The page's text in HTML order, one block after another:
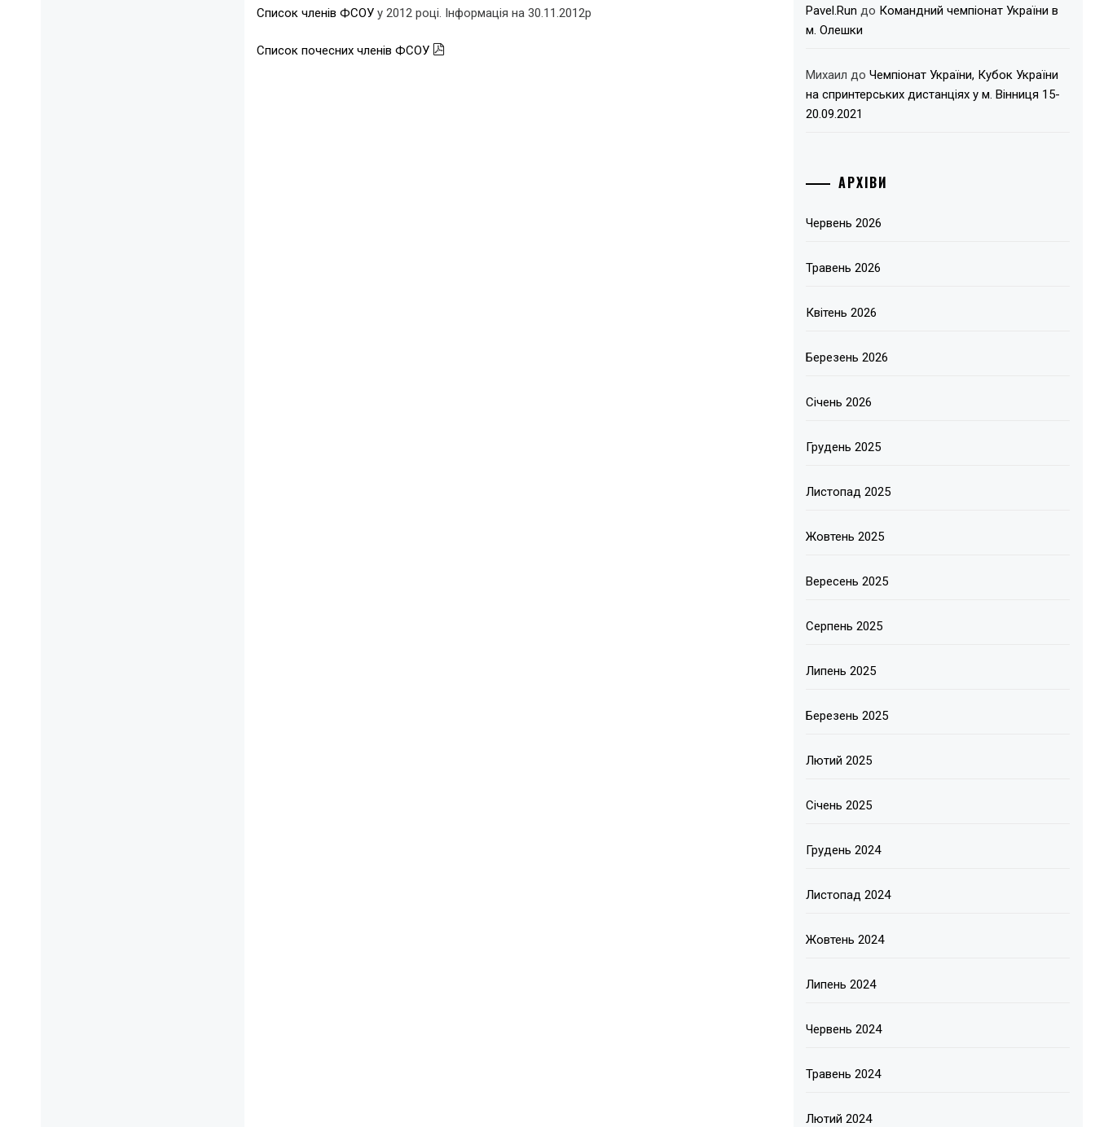
Список членів ФСОУ у 2012 році. Інформація на 30.11.2012р
Список почесних членів ФСОУ
Pavel.Run до Командний чемпіонат України в
м. Олешки
Михаил доЧемпіонат України, Кубок України
на спринтерських дистанціях у м. Вінниця 15-
20.09.2021
АРХІВИ
Червень 2026
Травень 2026
Квітень 2026
Березень 2026
Січень 2026
Грудень 2025
Листопад 2025
Жовтень 2025
Вересень 2025
Серпень 2025
Липень 2025
Березень 2025
Лютий 2025
Січень 2025
Грудень 2024
Листопад 2024
Жовтень 2024
Липень 2024
Червень 2024
Травень 2024
Лютий 2024